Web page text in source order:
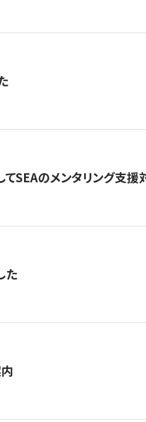
SEAのメンタリング支
た